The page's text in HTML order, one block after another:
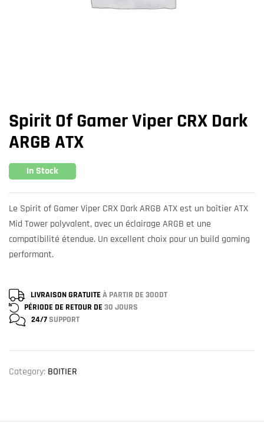
Spirit Of Gamer Viper CRX Dark
ARGB ATX
In Stock
Le Spirit of Gamer Viper CRX Dark ARGB ATX est un boîtier ATX
Mid Tower polyvalent, avec un éclairage ARGB et une
compatibilité étendue. Un excellent choix pour un build gaming
performant.
LIVRAISON GRATUITE À PARTIR DE 300DT
PÉRIODE DE RETOUR DE 30 JOURS
24/7SUPPORT
Category: BOITIER